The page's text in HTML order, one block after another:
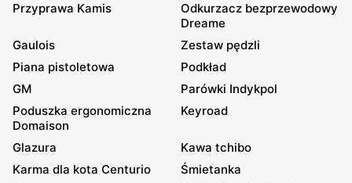
Przyprawa Kamis
Odkurzacz bezprzewodowy
Dreame
Gaulois
Zestaw pędzli
Piana pistoletowa
Podkład
GM
Parówki Indykpol
Poduszka ergonomiczna
Domaison
Keyroad
Glazura
Kawa tchibo
Karma dla kota Centurio
Śmietanka